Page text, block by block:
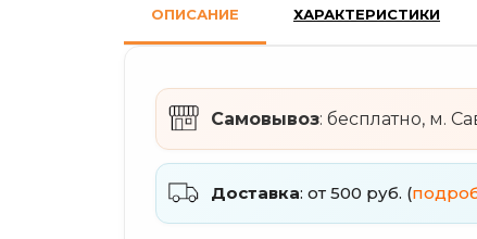
ОПИСАНИЕ ХАРАКТЕРИСТИКИ
Самовывоз: бесплатно, м.
Доставка: от 500 руб. (